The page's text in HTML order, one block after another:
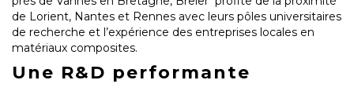
de Lorient, Nantes et Rennes avec leurs pôles universitaires
de recherche et l’expérience des entreprises locales en
matériaux composites.
Une R&D performante